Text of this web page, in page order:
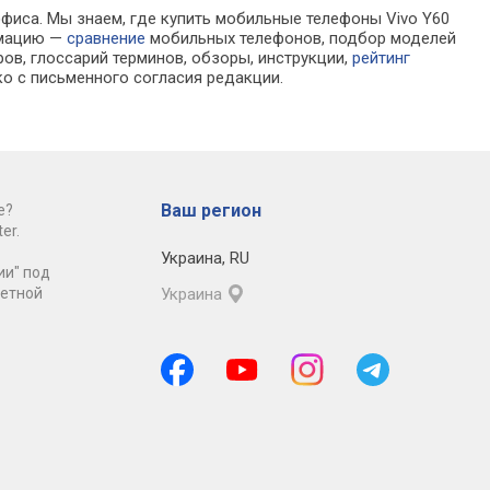
без microSD,
Atmos, Hi-
нет 3.5 мм,
fast
Dolby Atmos, Hi-Res, защита
IP68, нет 3.5 мм, зарядка: fast
charge, 6000 мАч, 195 г, без
ЗУ
защита IP68/IP69K,
мм, зарядка: fast
bypass charge, 8300
Мы знаем, где купить мобильные телефоны Vivo Y60
—сравнение мобильных телефонов, подбор моделей
глоссарий терминов, обзоры, инструкции,рейтинг
с письменного согласия редакции.
под
Ваш регион
Украина, RU
Украина